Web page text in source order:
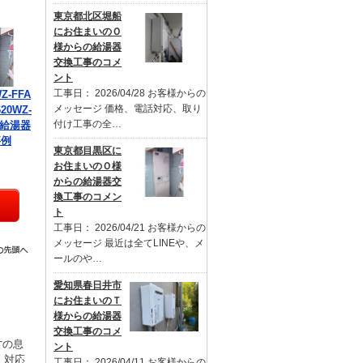
東京都北区堀船
にお住まいのＯ
様からの給湯器
交換工事のコメ
ント
工事日： 2026/04/28 お客様からの
メッセージ 価格、電話対応、取り
付け工事の全…
東京都目黒区に
お住まいのＯ様
からの給湯器交
換工事のコメン
ト
工事日： 2026/04/21 お客様からの
メッセージ 最近は全てLINEや、メ
ールのや…
愛知県春日井市
にお住まいのＴ
様からの給湯器
交換工事のコメ
ント
FFA
湯器
息
対応